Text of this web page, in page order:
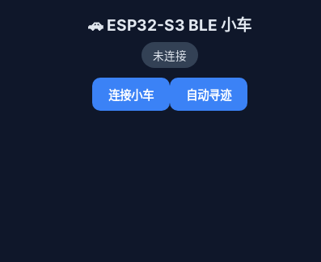
🚗 ESP32-S3 BLE 小车
未连接
连接小车 自动寻迹